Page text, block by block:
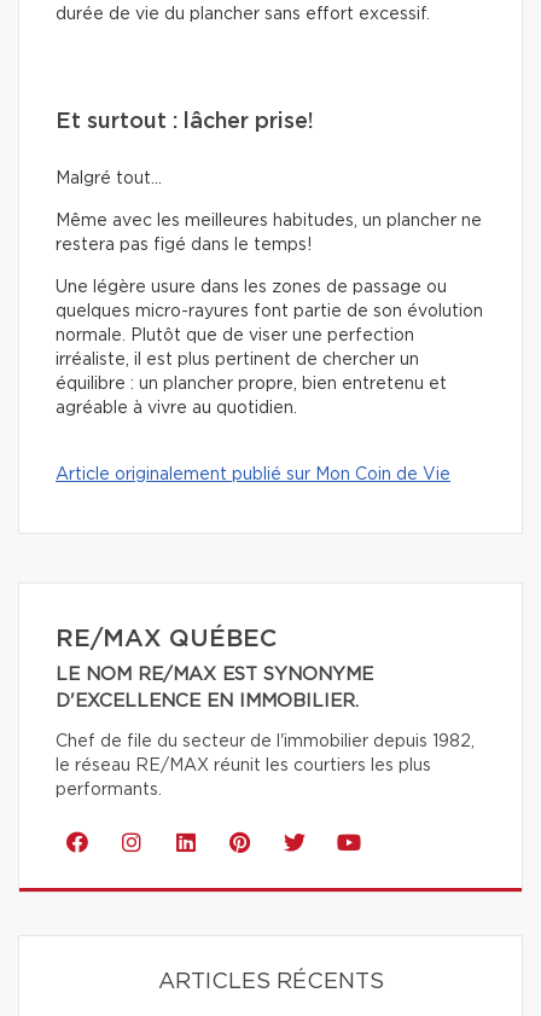
durée de vie du plancher sans effort excessif.
Et surtout : lâcher prise!
Malgré tout…
Même avec les meilleures habitudes, un plancher ne
restera pas figé dans le temps!
Une légère usure dans les zones de passage ou
quelques micro-rayures font partie de son évolution
normale. Plutôt que de viser une perfection
irréaliste, il est plus pertinent de chercher un
équilibre : un plancher propre, bien entretenu et
agréable à vivre au quotidien.
Article originalement publié sur Mon Coin de Vie
RE/MAX QUÉBEC
LE NOM RE/MAX EST SYNONYME
D'EXCELLENCE EN IMMOBILIER.
Chef de file du secteur de l'immobilier depuis 1982,
le réseau RE/MAX réunit les courtiers les plus
performants.
ARTICLES RÉCENTS